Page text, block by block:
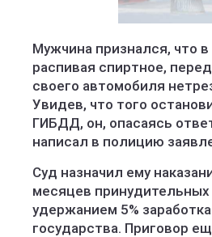
Мужчина признался, что в
распивая спиртное,
своего автомобиля
Увидев, что того
ГИБДД, он, опасаясь
написал в полицию
Суд назначил ему
месяцев принудительных
удержанием 5%
государства. Приговор